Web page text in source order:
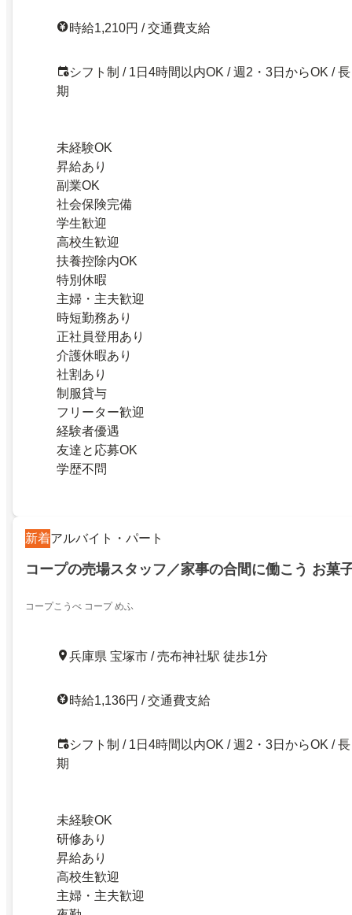
時給1,210円 / 交通費支給
シフト制 / 1日4時間以内OK / 週2・3日からOK / 長
期
未経験OK
昇給あり
副業OK
社会保険完備
学生歓迎
高校生歓迎
扶養控除内OK
特別休暇
主婦・主夫歓迎
時短勤務あり
正社員登用あり
介護休暇あり
社割あり
制服貸与
フリーター歓迎
経験者優遇
友達と応募OK
学歴不問
新着アルバイト・パート
コープの売場スタッフ／家事の合間に働こう お菓
コープこうべ コープ めふ
兵庫県 宝塚市 / 売布神社駅 徒歩1分
時給1,136円 / 交通費支給
シフト制 / 1日4時間以内OK / 週2・3日からOK / 長
期
未経験OK
研修あり
昇給あり
高校生歓迎
主婦・主夫歓迎